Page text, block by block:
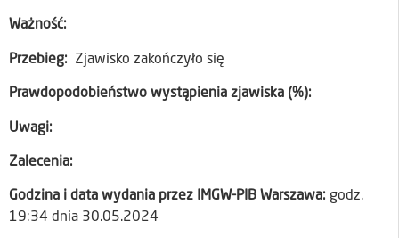
Ważność:
Przebieg: Zjawisko zakończyło się
Prawdopodobieństwo wystąpienia zjawiska (%):
Uwagi:
Zalecenia:
Godzina i data wydania przez IMGW-PIB Warszawa: godz.
19:34 dnia 30.05.2024